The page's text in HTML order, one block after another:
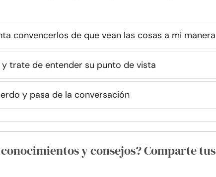
convencerlos de que vean las cosas a mi manera
trate de entender su punto de vista
y pasa de la conversación
y consejos? Comparte tus